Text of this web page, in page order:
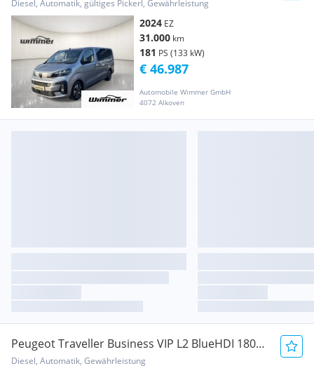
Diesel, Automatik, gültiges Pickerl, Gewährleistung
2024 EZ
31.000 km
181 PS (133 kW)
Automobile Wimmer GmbH
4072 Alkoven
€ 46.987
Peugeot Traveller Business VIP L2 BlueHDI 180
S&S EAT8
Diesel, Automatik, Gewährleistung